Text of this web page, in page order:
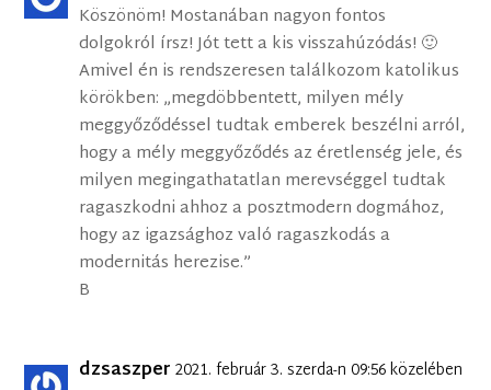
Köszönöm! Mostanában nagyon fontos
dolgokról írsz! Jót tett a kis visszahúzódás! 🙂
Amivel én is rendszeresen találkozom katolikus
körökben: „megdöbbentett, milyen mély
meggyőződéssel tudtak emberek beszélni arról,
hogy a mély meggyőződés az éretlenség jele, és
milyen megingathatatlan merevséggel tudtak
ragaszkodni ahhoz a posztmodern dogmához,
hogy az igazsághoz való ragaszkodás a
modernitás herezise.”
B
dzsaszper 2021. február 3. szerda-n 09:56 közelében